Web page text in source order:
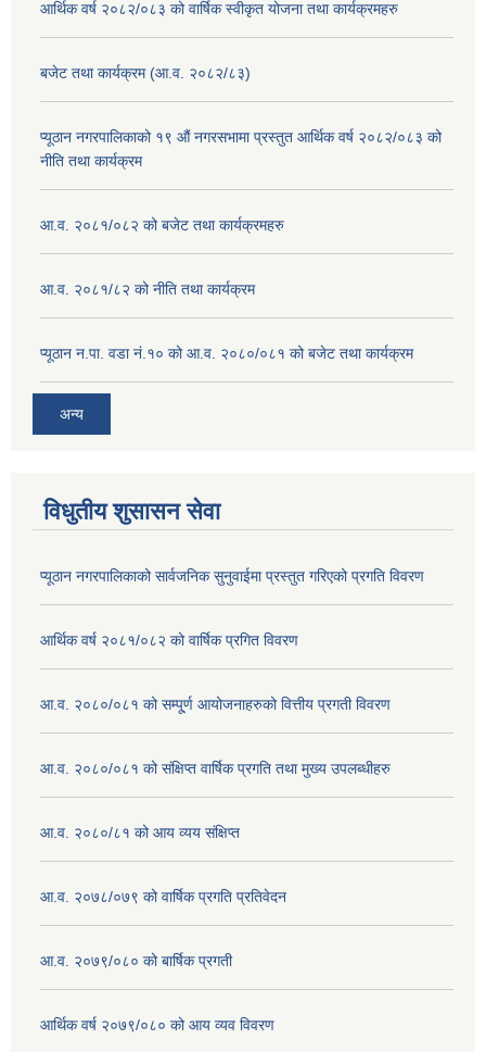
आर्थिक वर्ष २०८२/०८३ को वार्षिक स्वीकृत योजना तथा कार्यक्रमहरु
बजेट तथा कार्यक्रम (आ.व. २०८२/८३)
प्यूठान नगरपालिकाको १९ औं नगरसभामा प्रस्तुत आर्थिक वर्ष २०८२/०८३ को
नीति तथा कार्यक्रम
आ.व. २०८१/०८२ को बजेट तथा कार्यक्रमहरु
आ.व. २०८१/८२ को नीति तथा कार्यक्रम
प्यूठान न.पा. वडा नं.१० को आ.व. २०८०/०८१ को बजेट तथा कार्यक्रम
अन्य
विधुतीय शुसासन सेवा
प्यूठान नगरपालिकाको सार्वजनिक सुनुवाईमा प्रस्तुत गरिएको प्रगति विवरण
आर्थिक वर्ष २०८१/०८२ को वार्षिक प्रगित विवरण
आ.व. २०८०/०८१ को सम्पू्र्ण आयोजनाहरुको वित्तीय प्रगती विवरण
आ.व. २०८०/०८१ को संक्षिप्त वार्षिक प्रगति तथा मुख्य उपलब्धीहरु
आ.व. २०८०/८१ को आय व्यय संक्षिप्त
आ.व. २०७८/०७९ को वार्षिक प्रगति प्रतिवेदन
आ.व. २०७९/०८० को बार्षिक प्रगती
आर्थिक वर्ष २०७९/०८० को आय व्यव विवरण